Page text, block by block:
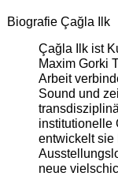
Biografie Çağla Ilk
Çağla Ilk ist
Maxim Gorki
Arbeit
Sound und
institutionelle
entwickelt sie
neue